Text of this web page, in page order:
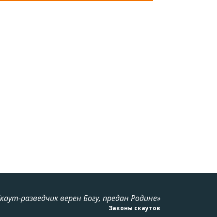
разведчик верен Богу, предан Родине»
Законы скаутов